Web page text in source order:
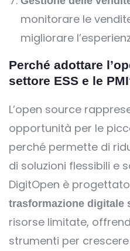
monitorare le
migliorare
Perché adottare
settore ESS e le
L’open source
opportunità per le
perché permette di
di soluzioni flessibili e
DigitOpen è
trasformazione digitale
risorse limitate,
strumenti per